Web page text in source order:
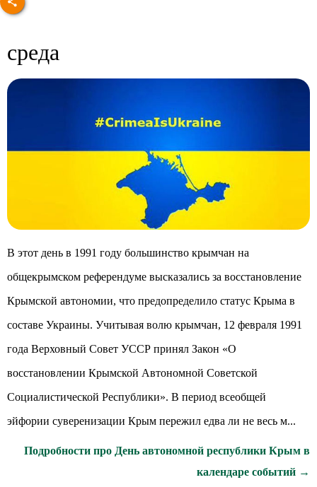
среда
В этот день в 1991 году большинство крымчан на
общекрымском референдуме высказались за восстановление
Крымской автономии, что предопределило статус Крыма в
составе Украины. Учитывая волю крымчан, 12 февраля 1991
года Верховный Совет УССР принял Закон «О
восстановлении Крымской Автономной Советской
Социалистической Республики». В период всеобщей
эйфории суверенизации Крым пережил едва ли не весь м...
Подробности про День автономной республики Крым в
календаре событий →